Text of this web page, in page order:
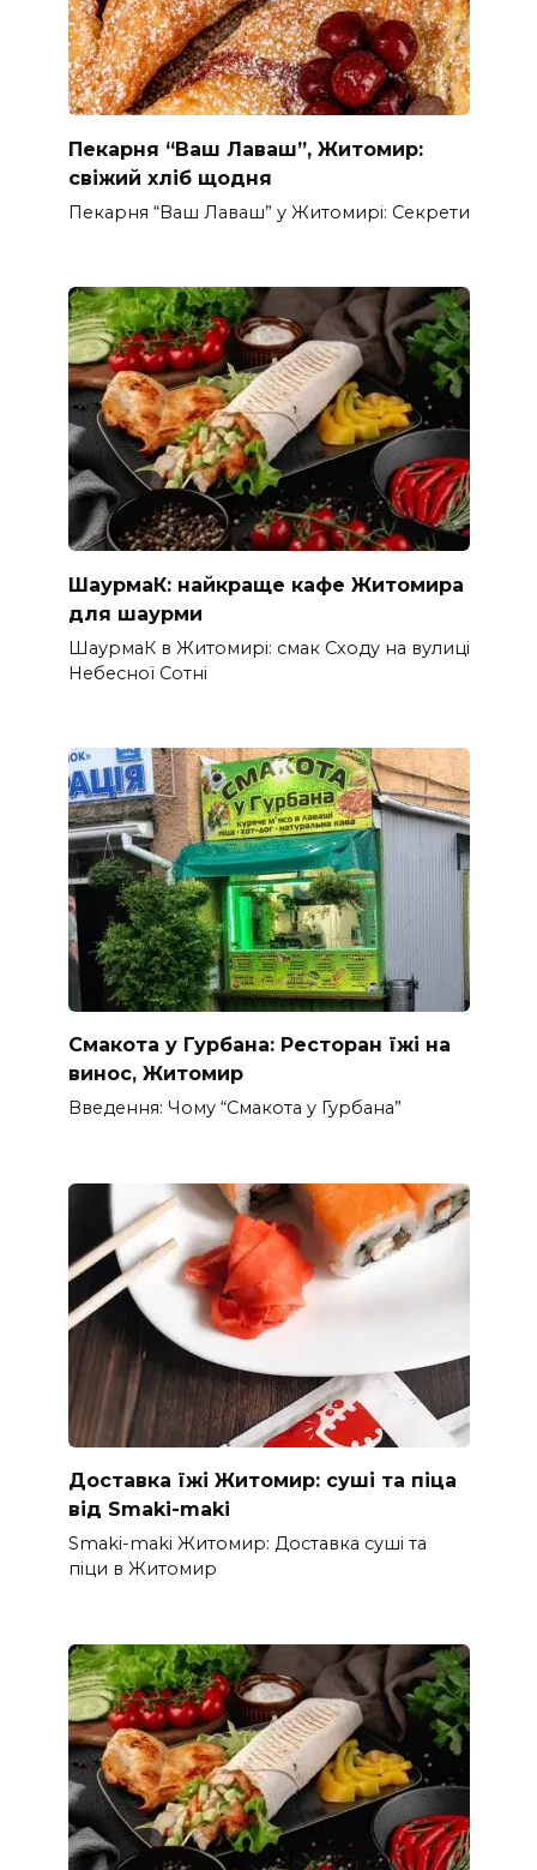
Пекарня “Ваш Лаваш”, Житомир:
свіжий хліб щодня
Пекарня “Ваш Лаваш” у Житомирі: Секрети
ШаурмаК: найкраще кафе Житомира
для шаурми
ШаурмаК в Житомирі: смак Сходу на вулиці
Небесної Сотні
Смакота у Гурбана: Ресторан їжі на
винос, Житомир
Введення: Чому “Смакота у Гурбана”
Доставка їжі Житомир: суші та піца
від Smaki-maki
Smaki-maki Житомир: Доставка суші та
піци в Житомир